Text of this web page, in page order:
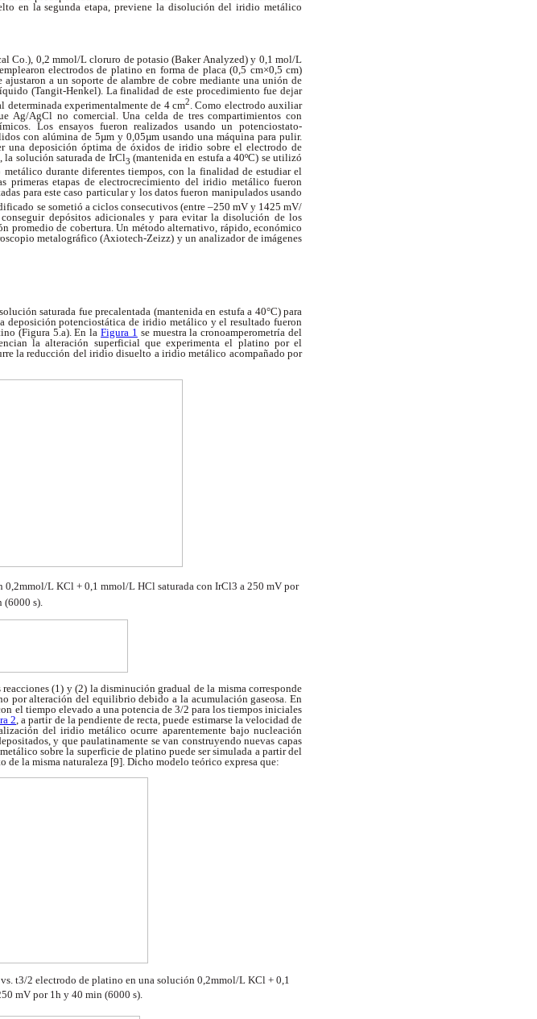
en la segunda etapa, previene la disolución del iridio metálico
Co.), 0,2 mmol/L cloruro de potasio (Baker Analyzed) y 0,1 mol/L
electrodos de platino en forma de placa (0,5 cm×0,5 cm)
a un soporte de alambre de cobre mediante una unión de
(Tangit-Henkel). La finalidad de este procedimiento fue dejar
determinada experimentalmente de 4 cm2 . Como electrodo auxiliar
Ag/AgCl no comercial. Una celda de tres compartimientos con
Los ensayos fueron realizados usando un potenciostato-
con alúmina de 5µm y 0,05µm usando una máquina para pulir.
una deposición óptima de óxidos de iridio sobre el electrodo de
la solución saturada de IrCl3 (mantenida en estufa a 40ºC) se utilizó
durante diferentes tiempos, con la finalidad de estudiar el
primeras etapas de electrocrecimiento del iridio metálico fueron
para este caso particular y los datos fueron manipulados usando
se sometió a ciclos consecutivos (entre –250 mV y 1425 mV/
depósitos adicionales y para evitar la disolución de los
promedio de cobertura. Un método alternativo, rápido, económico
metalográfico (Axiotech-Zeizz) y un analizador de imágenes
saturada fue precalentada (mantenida en estufa a 40°C) para
deposición potenciostática de iridio metálico y el resultado fueron
(Figura 5.a). En laFigura 1 se muestra la cronoamperometría del
la alteración superficial que experimenta el platino por el
la reducción del iridio disuelto a iridio metálico acompañado por
0,2mmol/L KCl + 0,1 mmol/L HCl saturada con IrCl3 a 250 mV por
(6000 s).
(1) y (2) la disminución gradual de la misma corresponde
por alteración del equilibrio debido a la acumulación gaseosa. En
el tiempo elevado a una potencia de 3/2 para los tiempos iniciales
2, a partir de la pendiente de recta, puede estimarse la velocidad de
del iridio metálico ocurre aparentemente bajo nucleación
y que paulatinamente se van construyendo nuevas capas
sobre la superficie de platino puede ser simulada a partir del
de la misma naturaleza [9]. Dicho modelo teórico expresa que:
t3/2 electrodo de platino en una solución 0,2mmol/L KCl + 0,1
mVpor 1h y 40 min (6000 s).